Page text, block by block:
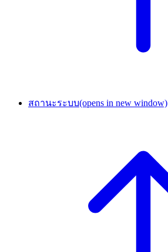
สถานะระบบ(opens in new window)